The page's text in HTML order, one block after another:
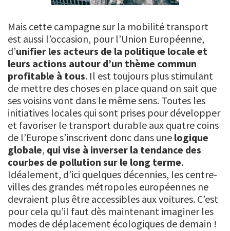
Mais cette campagne sur la mobilité transport
est aussi l’occasion, pour l’Union Européenne,
d’unifier les acteurs de la politique locale et
leurs actions autour d’un thème commun
profitable à tous. Il est toujours plus stimulant
de mettre des choses en place quand on sait que
ses voisins vont dans le même sens. Toutes les
initiatives locales qui sont prises pour développer
et favoriser le transport durable aux quatre coins
de l’Europe s’inscrivent donc dans une logique
globale, qui vise à inverser la tendance des
courbes de pollution sur le long terme.
Idéalement, d’ici quelques décennies, les centre-
villes des grandes métropoles européennes ne
devraient plus être accessibles aux voitures. C’est
pour cela qu’il faut dès maintenant imaginer les
modes de déplacement écologiques de demain !